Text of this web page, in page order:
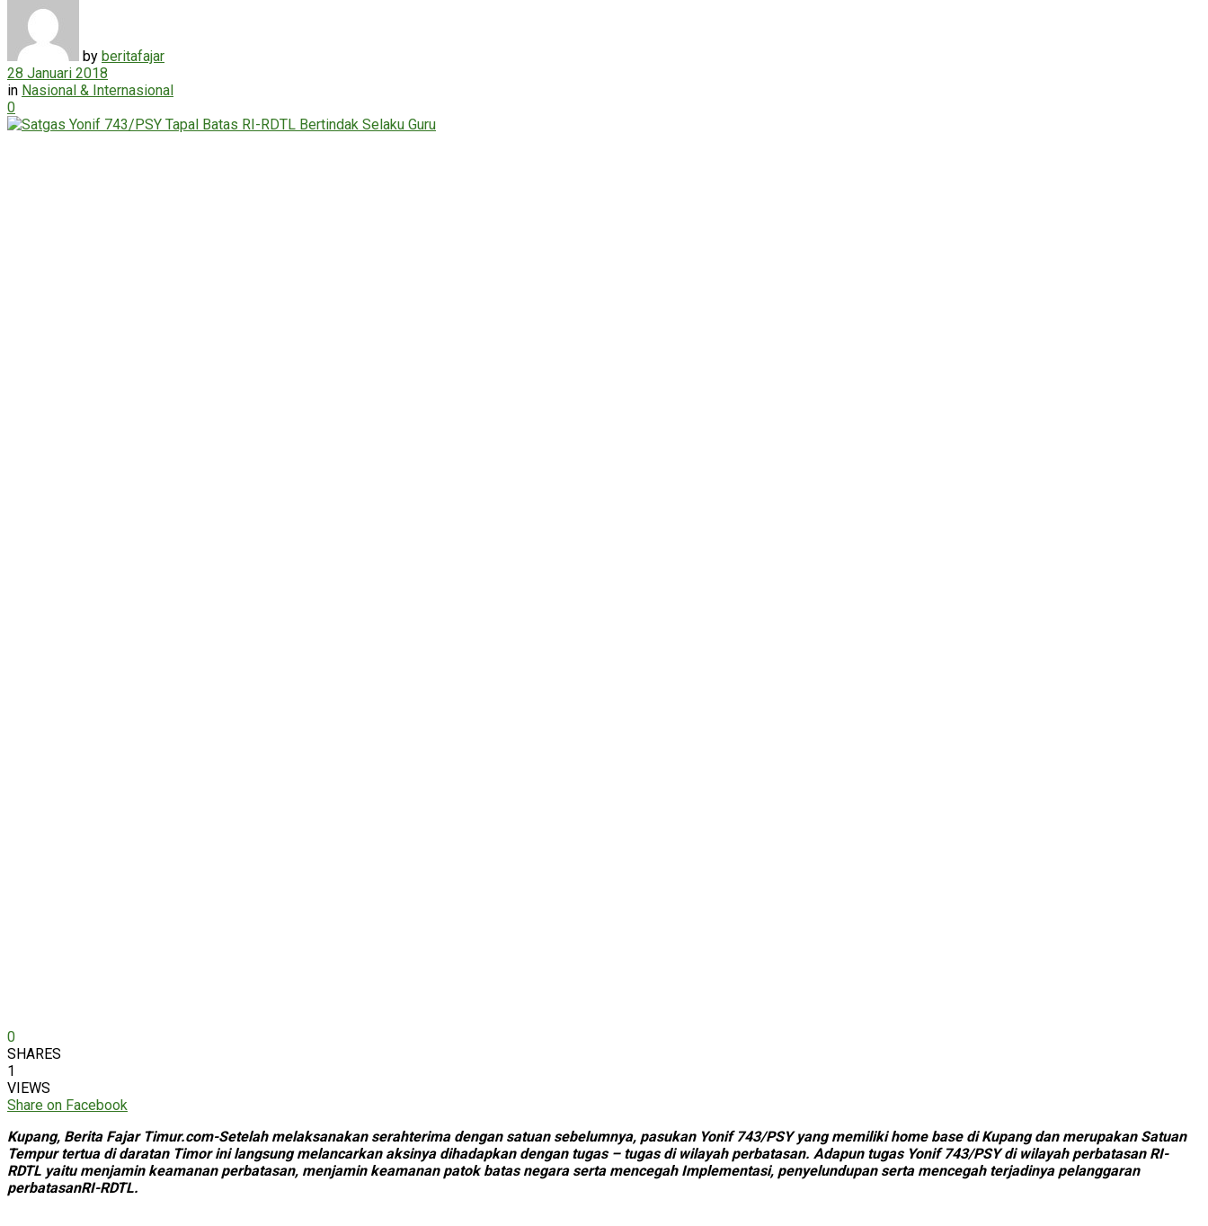
by beritafajar
28 Januari 2018
in Nasional & Internasional
0
0
SHARES
1
VIEWS
Share on Facebook
Kupang, Berita Fajar Timur.com-Setelah melaksanakan serahterima dengan satuan sebelumnya, pasukan Yonif 743/PSY yang memiliki home base di Kupang dan merupakan Satuan
Tempur tertua di daratan Timor ini langsung melancarkan aksinya dihadapkan dengan tugas – tugas di wilayah perbatasan. Adapun tugas Yonif 743/PSY di wilayah perbatasan RI-
RDTL yaitu menjamin keamanan perbatasan, menjamin keamanan patok batas negara serta mencegah Implementasi, penyelundupan serta mencegah terjadinya pelanggaran
perbatasanRI-RDTL.